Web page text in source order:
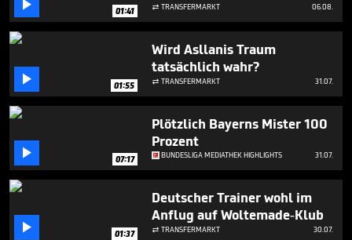
minute,
10
seconds
 01:41  TRANSFERMARKT 06.08.
 01:55
Wird Asllanis Traum
tatsächlich wahr?
 TRANSFERMARKT 31.07.
 07:17
Plötzlich Bayerns Mister 100
Prozent
BUNDESLIGA MEDIATHEK HIGHLIGHTS 31.07.
 01:37
Deutscher Trainer wohl im
Anflug auf Woltemade-Klub
 TRANSFERMARKT 30.07.